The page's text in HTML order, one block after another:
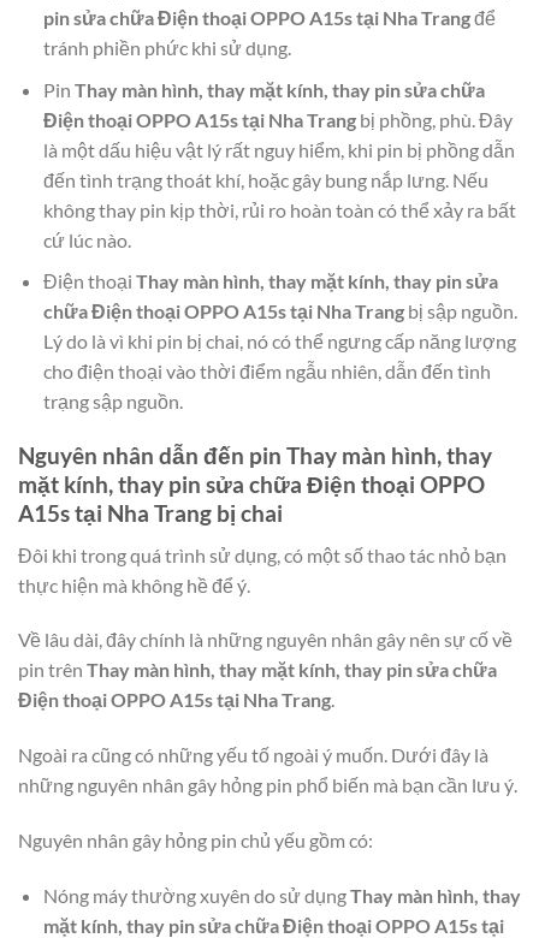
pin sửa chữa Điện thoại OPPO A15s tại Nha Trangđể
tránh phiền phức khi sử dụng.
Pin Thay màn hình, thay mặt kính, thay pin sửa chữa
Điện thoại OPPO A15s tại Nha Trangbị phồng, phù. Đây
là một dấu hiệu vật lý rất nguy hiểm, khi pin bị phồng dẫn
đến tình trạng thoát khí, hoặc gây bung nắp lưng. Nếu
không thay pin kịp thời, rủi ro hoàn toàn có thể xảy ra bất
cứ lúc nào.
Điện thoại Thay màn hình, thay mặt kính, thay pin sửa
chữa Điện thoại OPPO A15s tại Nha Trangbị sập nguồn.
Lý do là vì khi pin bị chai, nó có thể ngưng cấp năng lượng
cho điện thoại vào thời điểm ngẫu nhiên, dẫn đến tình
trạng sập nguồn.
Nguyên nhân dẫn đến pin Thay màn hình, thay
mặt kính, thay pin sửa chữa Điện thoại OPPO
A15s tại Nha Trang bị chai
Đôi khi trong quá trình sử dụng, có một số thao tác nhỏ bạn
thực hiện mà không hề để ý.
Về lâu dài, đây chính là những nguyên nhân gây nên sự cố về
pin trên Thay màn hình, thay mặt kính, thay pin sửa chữa
Điện thoại OPPO A15s tại Nha Trang.
Ngoài ra cũng có những yếu tố ngoài ý muốn. Dưới đây là
những nguyên nhân gây hỏng pin phổ biến mà bạn cần lưu ý.
Nguyên nhân gây hỏng pin chủ yếu gồm có:
Nóng máy thường xuyên do sử dụngThay màn hình, thay
mặt kính, thay pin sửa chữa Điện thoại OPPO A15s tại